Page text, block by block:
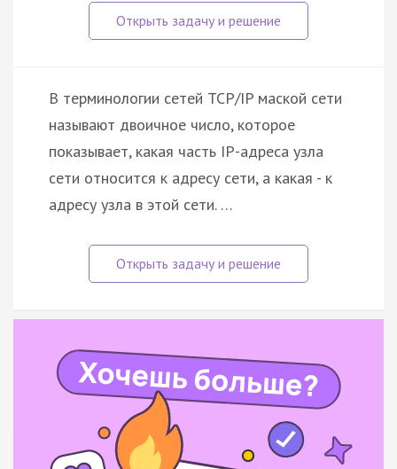
В терминологии сетей TCP/IP маской сети
называют двоичное число, которое
показывает, какая часть IP-адреса узла
сети относится к адресу сети, а какая - к
адресу узла в этой сети. …